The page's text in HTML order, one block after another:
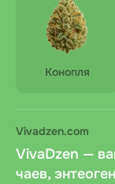
Конопля
Vivadzen.com
VivaDzen —
чаев,